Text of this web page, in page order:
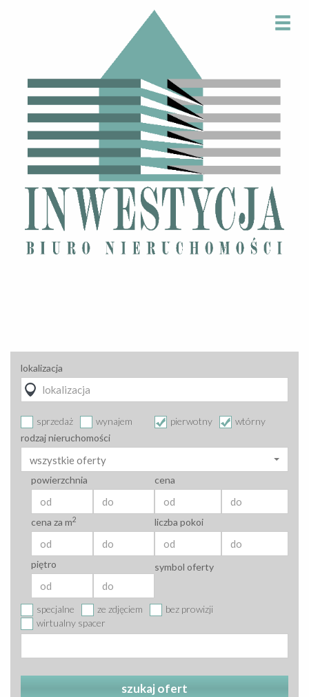
lokalizacja
sprzedaż wynajem pierwotny
wtórny
rodzaj nieruchomości
wszystkie oferty
powierzchnia cena
cena za m2 liczba pokoi
piętro
specjalne ze zdjęciem
bez prowizji
wirtualny spacer
symbol oferty
szukaj ofert